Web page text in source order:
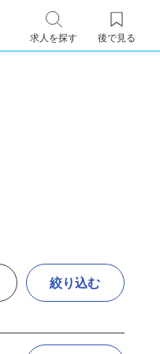
求人を探す 後で見る
絞り込む